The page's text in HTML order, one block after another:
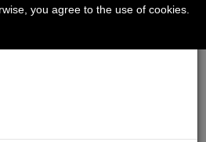
El Papa Para Ayudar En Ucrania. Foto:
you agree to the use of cookies.